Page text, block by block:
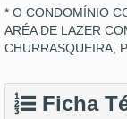
* O CONDOMÍNIO
ARÉA DE LAZER
CHURRASQUEIRA,
Ficha